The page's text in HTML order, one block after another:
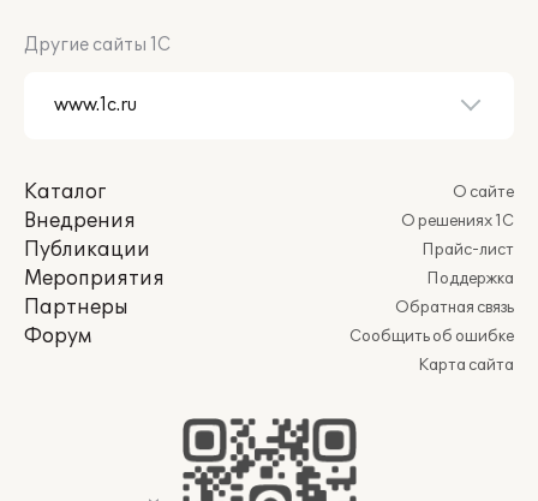
Другие сайты 1С
Каталог
Внедрения
Публикации
Мероприятия
Партнеры
Форум
О сайте
О решениях 1С
Прайс-лист
Поддержка
Обратная связь
Сообщить об ошибке
Карта сайта